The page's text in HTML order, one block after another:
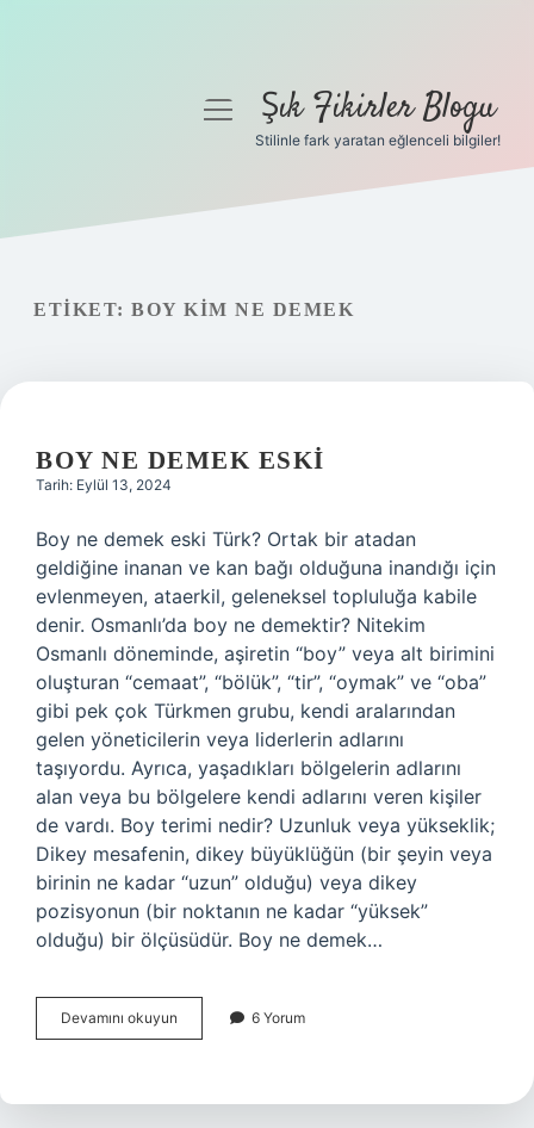
Gizlilik Politikası
menüyüŞık Fikirler Blogu
Stilinle fark yaratan eğlenceli bilgiler!
ETIKET: BOY KIM NE DEMEK
BOY NE DEMEK ESKI
Tarih: Eylül 13, 2024
Boy ne demek eski Türk? Ortak bir atadan
geldiğine inanan ve kan bağı olduğuna inandığı için
evlenmeyen, ataerkil, geleneksel topluluğa kabile
denir. Osmanlı’da boy ne demektir? Nitekim
Osmanlı döneminde, aşiretin “boy” veya alt birimini
oluşturan “cemaat”, “bölük”, “tir”, “oymak” ve “oba”
gibi pek çok Türkmen grubu, kendi aralarından
gelen yöneticilerin veya liderlerin adlarını
taşıyordu. Ayrıca, yaşadıkları bölgelerin adlarını
alan veya bu bölgelere kendi adlarını veren kişiler
de vardı. Boy terimi nedir? Uzunluk veya yükseklik;
Dikey mesafenin, dikey büyüklüğün (bir şeyin veya
birinin ne kadar “uzun” olduğu) veya dikey
pozisyonun (bir noktanın ne kadar “yüksek”
olduğu) bir ölçüsüdür. Boy ne demek…
Devamını okuyun
Ne
6 Yorum